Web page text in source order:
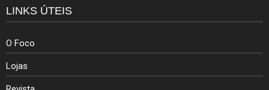
LINKS ÚTEIS
O Foco
Lojas